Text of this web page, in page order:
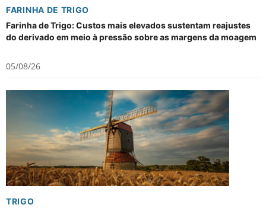
FARINHA DE TRIGO
Farinha de Trigo: Custos mais elevados sustentam reajustes
do derivado em meio à pressão sobre as margens da moagem
05/08/26
TRIGO